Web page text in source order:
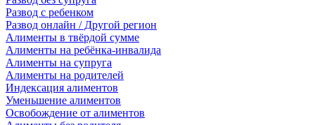
Развод с ребенком
Развод онлайн / Другой регион
Алименты в твёрдой сумме
Алименты на ребёнка-инвалида
Алименты на супруга
Алименты на родителей
Индексация алиментов
Уменьшение алиментов
Освобождение от алиментов